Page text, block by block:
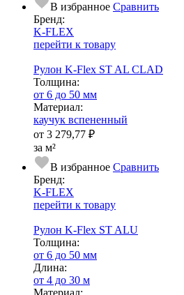
В избранное Сравнить
Бренд:
K-FLEX
перейти к товару
Рулон K-Flex ST AL CLAD
Тол­щи­на:
от 6 до 50 мм
Ма­­те­­ри­­ал:
каучук вспененный
от 3 279,77 ₽
за м²
В избранное Сравнить
Бренд:
K-FLEX
перейти к товару
Рулон K-Flex ST ALU
Тол­щи­на:
от 6 до 50 мм
Длина:
от 4 до 30 м